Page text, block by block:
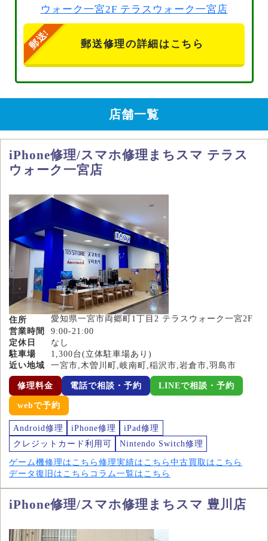
ウォーク一宮2F テラスウォーク一宮店
郵送修理の詳細はこちら
店舗一覧
iPhone修理/スマホ修理まちスマ テラス
ウォーク一宮店
住所
愛知県一宮市両郷町1丁目2 テラスウォーク一宮2F
営業時間
9:00-21:00
定休日
なし
駐車場
1,300台(立体駐車場あり)
近い地域
一宮市,木曽川町,岐南町,稲沢市,岩倉市,羽島市
修理料金 電話で相談・予約 LINEで相談・予約
webで予約
Android修理 iPhone修理
iPad修理
クレジットカード利用可
Nintendo Switch修理
ゲーム機修理はこちら 修理実績はこちら 中古買取はこちら
データ復旧はこちら コラム一覧はこちら
iPhone修理/スマホ修理まちスマ 豊川店